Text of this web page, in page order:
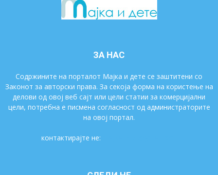
ЗА НАС
Содржините на порталот Мајка и дете се заштитени со
Законот за авторски права. За секоја форма на користење на
делови од овој веб сајт или цели статии за комерцијални
цели, потребна е писмена согласност од администраторите
на овој портал.
контактирајте не: